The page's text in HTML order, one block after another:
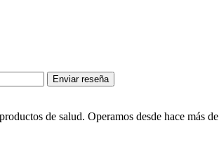
Enviar reseña
de salud. Operamos desde hace más